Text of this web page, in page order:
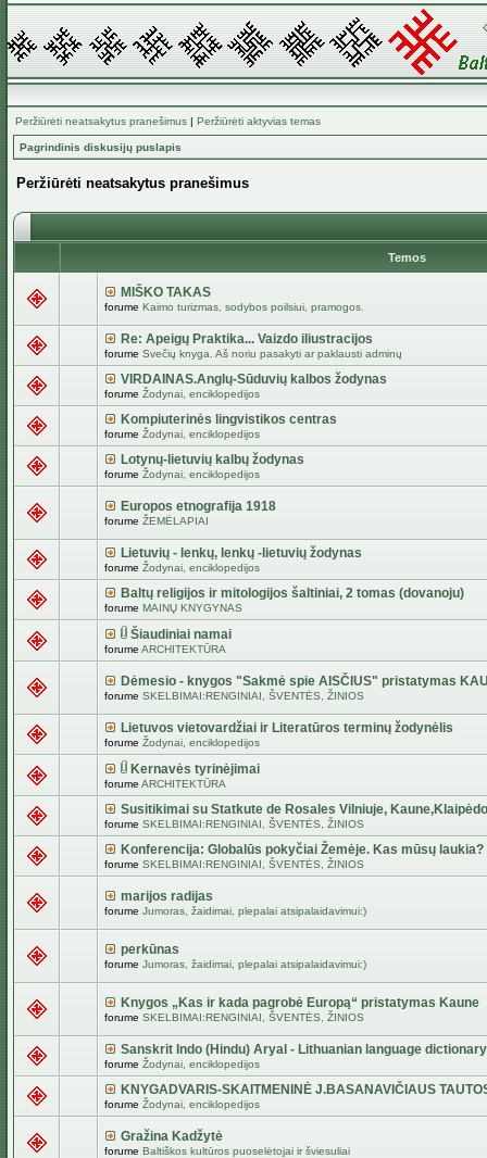
Peržiūrėti neatsakytus pranešimus | Peržiūrėti aktyvias temas
Pagrindinis diskusijų puslapis
Peržiūrėti neatsakytus pranešimus
Temos
MIŠKO TAKAS
forume Kaimo turizmas, sodybos poilsiui, pramogos.
Re: Apeigų Praktika... Vaizdo iliustracijos
forume Svečių knyga. Aš noriu pasakyti ar paklausti adminų
VIRDAINAS.Anglų-Sūduvių kalbos žodynas
forume Žodynai, enciklopedijos
Kompiuterinės lingvistikos centras
forume Žodynai, enciklopedijos
Lotynų-lietuvių kalbų žodynas
forume Žodynai, enciklopedijos
Europos etnografija 1918
forume ŽEMĖLAPIAI
Lietuvių - lenkų, lenkų -lietuvių žodynas
forume Žodynai, enciklopedijos
Baltų religijos ir mitologijos šaltiniai, 2 tomas (dovanoju)
forume MAINŲ KNYGYNAS
Šiaudiniai namai
forume ARCHITEKTŪRA
Dėmesio - knygos "Sakmė spie AISČIUS" pristatymas
forume SKELBIMAI:RENGINIAI, ŠVENTĖS, ŽINIOS
Lietuvos vietovardžiai ir Literatūros terminų žodynėlis
forume Žodynai, enciklopedijos
Kernavės tyrinėjimai
forume ARCHITEKTŪRA
Susitikimai su Statkute de Rosales Vilniuje,
forume SKELBIMAI:RENGINIAI, ŠVENTĖS, ŽINIOS
Konferencija: Globalūs pokyčiai Žemėje. Kas mūsų laukia?
forume SKELBIMAI:RENGINIAI, ŠVENTĖS, ŽINIOS
marijos radijas
forume Jumoras, žaidimai, plepalai atsipalaidavimui:)
perkūnas
forume Jumoras, žaidimai, plepalai atsipalaidavimui:)
Knygos „Kas ir kada pagrobė Europą“ pristatymas Kaune
forume SKELBIMAI:RENGINIAI, ŠVENTĖS, ŽINIOS
Sanskrit Indo (Hindu) Aryal - Lithuanian language dictionary
forume Žodynai, enciklopedijos
KNYGADVARIS-SKAITMENINĖ J.BASANAVIČIAUS
forume Žodynai, enciklopedijos
Gražina Kadžytė
forume Baltiškos kultūros puoselėtojai ir šviesuliai